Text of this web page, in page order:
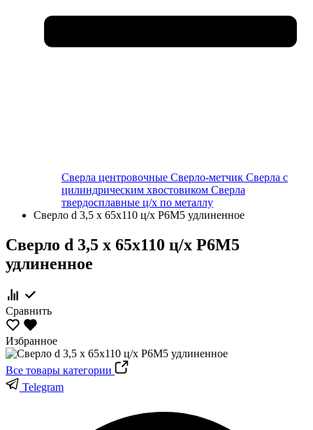
Сверла центровочные Сверло-метчик Сверла с
цилиндрическим хвостовиком Сверла
твердосплавные ц/х по металлу
Сверло d 3,5 х 65х110 ц/х Р6М5 удлиненное
Сверло d 3,5 х 65х110 ц/х Р6М5
удлиненное
Сравнить
Избранное
Все товары категории
Telegram